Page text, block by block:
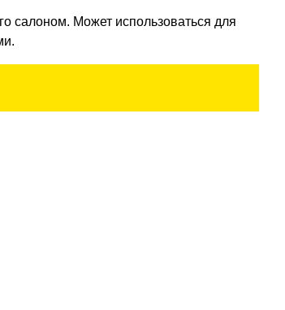
салоном. Может использоваться для